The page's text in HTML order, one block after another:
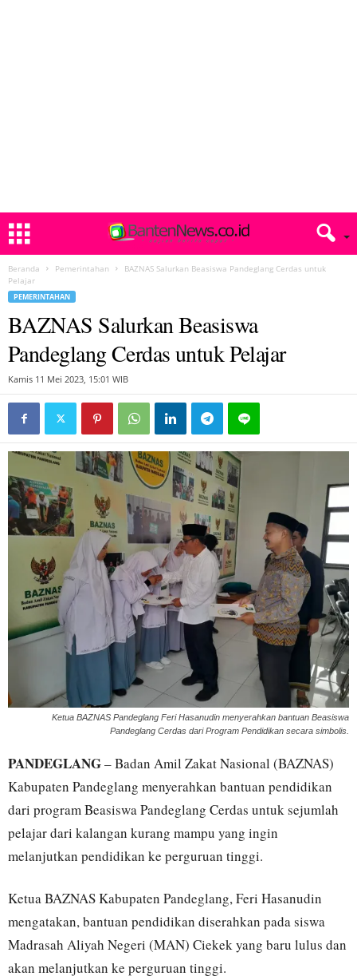
Beranda Pemerintahan
BAZNAS Salurkan Beasiswa Pandeglang Cerdas untuk
Pelajar
PEMERINTAHAN
BAZNAS Salurkan Beasiswa
Pandeglang Cerdas untuk Pelajar
Kamis 11 Mei 2023, 15:01 WIB
Ketua BAZNAS Pandeglang Feri Hasanudin menyerahkan bantuan Beasiswa
Pandeglang Cerdas dari Program Pendidikan secara simbolis.
PANDEGLANG– Badan Amil Zakat Nasional (BAZNAS)
Kabupaten Pandeglang menyerahkan bantuan pendidikan
dari program Beasiswa Pandeglang Cerdas untuk sejumlah
pelajar dari kalangan kurang mampu yang ingin
melanjutkan pendidikan ke perguruan tinggi.
Ketua BAZNAS Kabupaten Pandeglang, Feri Hasanudin
mengatakan, bantuan pendidikan diserahkan pada siswa
Madrasah Aliyah Negeri (MAN) Ciekek yang baru lulus dan
akan melanjutkan ke perguruan tinggi.